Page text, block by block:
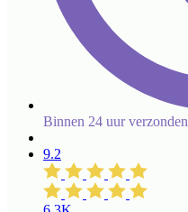
Binnen 24 uur verzonden
9.2